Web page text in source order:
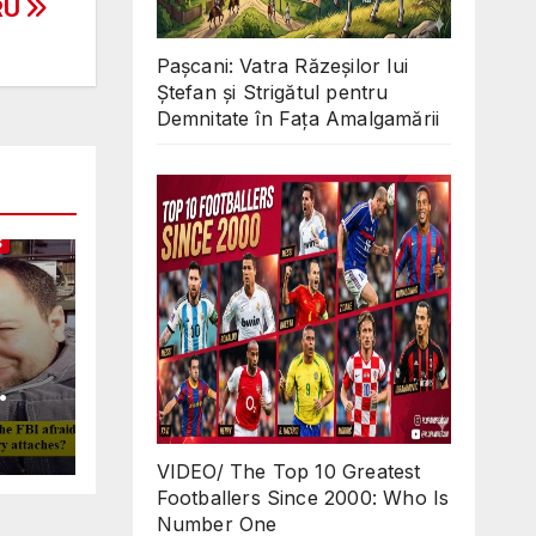
in
Pașcani: Vatra Răzeșilor lui
Ștefan și Strigătul pentru
Demnitate în Fața Amalgamării
VIDEO/ The Top 10 Greatest
Footballers Since 2000: Who Is
Number One